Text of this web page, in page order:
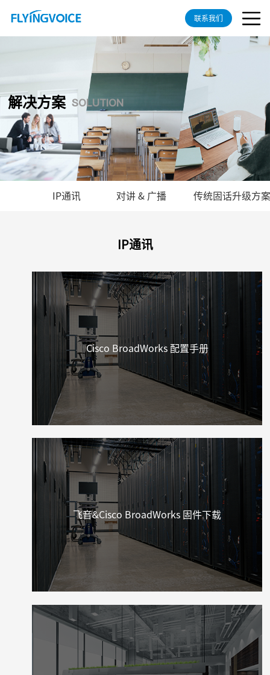
联系我们
解决方案 SOLUTION
IP通讯 对讲 & 广播 传统固话升级方
IP通讯
Cisco BroadWorks 配置手册
飞音&Cisco BroadWorks 固件下载